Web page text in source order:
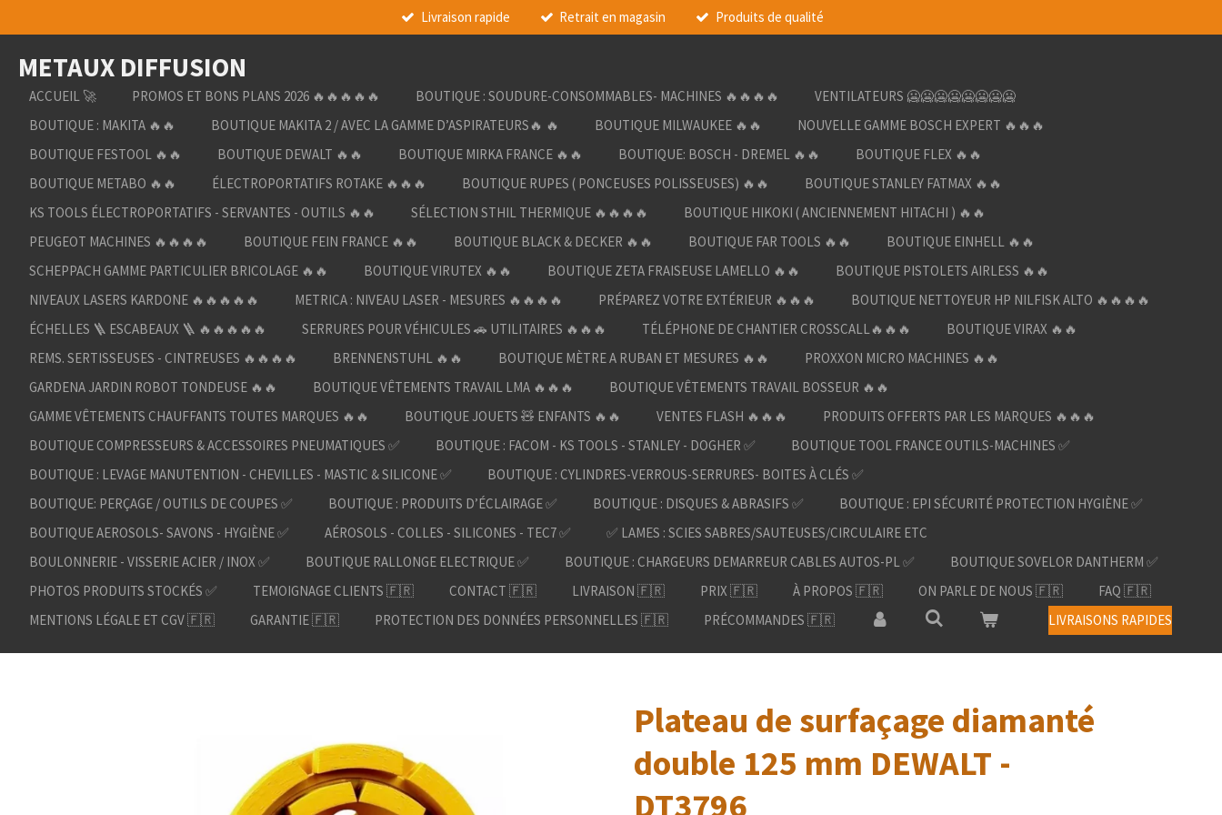
au
contenu
principal
Livraison rapide Retrait en magasin Produits de qualité
METAUX DIFFUSION
ACCUEIL 🚀 PROMOS ET BONS PLANS 2026 🔥🔥🔥🔥🔥 BOUTIQUE : SOUDURE-CONSOMMABLES- MACHINES 🔥🔥🔥🔥
VENTILATEURS 🥶🥶🥶🥶🥶🥶🥶🥶
BOUTIQUE : MAKITA 🔥🔥
BOUTIQUE MAKITA 2 / AVEC LA GAMME D’ASPIRATEURS🔥 🔥 BOUTIQUE MILWAUKEE 🔥🔥
NOUVELLE GAMME BOSCH EXPERT 🔥🔥🔥
BOUTIQUE FESTOOL 🔥🔥
BOUTIQUE DEWALT 🔥🔥 BOUTIQUE MIRKA FRANCE 🔥🔥 BOUTIQUE: BOSCH - DREMEL 🔥🔥
BOUTIQUE FLEX 🔥🔥
BOUTIQUE METABO 🔥🔥
ÉLECTROPORTATIFS ROTAKE 🔥🔥🔥 BOUTIQUE RUPES ( PONCEUSES POLISSEUSES) 🔥🔥
BOUTIQUE STANLEY FATMAX 🔥🔥
KS TOOLS ÉLECTROPORTATIFS - SERVANTES - OUTILS 🔥🔥
SÉLECTION STHIL THERMIQUE 🔥🔥🔥🔥
BOUTIQUE HIKOKI ( ANCIENNEMENT HITACHI ) 🔥🔥
PEUGEOT MACHINES 🔥🔥🔥🔥
BOUTIQUE FEIN FRANCE 🔥🔥 BOUTIQUE BLACK & DECKER 🔥🔥 BOUTIQUE FAR TOOLS 🔥🔥
BOUTIQUE EINHELL 🔥🔥
SCHEPPACH GAMME PARTICULIER BRICOLAGE 🔥🔥
BOUTIQUE VIRUTEX 🔥🔥 BOUTIQUE ZETA FRAISEUSE LAMELLO 🔥🔥
BOUTIQUE PISTOLETS AIRLESS 🔥🔥
NIVEAUX LASERS KARDONE 🔥🔥🔥🔥🔥
METRICA : NIVEAU LASER - MESURES 🔥🔥🔥🔥 PRÉPAREZ VOTRE EXTÉRIEUR 🔥🔥🔥
BOUTIQUE NETTOYEUR HP NILFISK ALTO 🔥🔥🔥🔥
ÉCHELLES 🪜 ESCABEAUX 🪜 🔥🔥🔥🔥🔥
SERRURES POUR VÉHICULES 🚗 UTILITAIRES 🔥🔥🔥 TÉLÉPHONE DE CHANTIER CROSSCALL🔥🔥🔥
BOUTIQUE VIRAX 🔥🔥
REMS. SERTISSEUSES - CINTREUSES 🔥🔥🔥🔥
BRENNENSTUHL 🔥🔥 BOUTIQUE MÈTRE A RUBAN ET MESURES 🔥🔥
PROXXON MICRO MACHINES 🔥🔥
GARDENA JARDIN ROBOT TONDEUSE 🔥🔥
BOUTIQUE VÊTEMENTS TRAVAIL LMA 🔥🔥🔥
BOUTIQUE VÊTEMENTS TRAVAIL BOSSEUR 🔥🔥
GAMME VÊTEMENTS CHAUFFANTS TOUTES MARQUES 🔥🔥
BOUTIQUE JOUETS 🧸 ENFANTS 🔥🔥 VENTES FLASH 🔥🔥🔥
PRODUITS OFFERTS PAR LES MARQUES 🔥🔥🔥
BOUTIQUE COMPRESSEURS & ACCESSOIRES PNEUMATIQUES ✅
BOUTIQUE : FACOM - KS TOOLS - STANLEY - DOGHER ✅
BOUTIQUE TOOL FRANCE OUTILS-MACHINES ✅
BOUTIQUE : LEVAGE MANUTENTION - CHEVILLES - MASTIC & SILICONE ✅
BOUTIQUE : CYLINDRES-VERROUS-SERRURES- BOITES À CLÉS ✅
BOUTIQUE: PERÇAGE / OUTILS DE COUPES ✅
BOUTIQUE : PRODUITS D’ÉCLAIRAGE ✅ BOUTIQUE : DISQUES & ABRASIFS ✅
BOUTIQUE : EPI SÉCURITÉ PROTECTION HYGIÈNE ✅
BOUTIQUE AEROSOLS- SAVONS - HYGIÈNE ✅
AÉROSOLS - COLLES - SILICONES - TEC7 ✅
✅ LAMES : SCIES SABRES/SAUTEUSES/CIRCULAIRE ETC
BOULONNERIE - VISSERIE ACIER / INOX ✅
BOUTIQUE RALLONGE ELECTRIQUE ✅ BOUTIQUE : CHARGEURS DEMARREUR CABLES AUTOS-PL ✅
BOUTIQUE SOVELOR DANTHERM ✅
PHOTOS PRODUITS STOCKÉS ✅
TEMOIGNAGE CLIENTS 🇫🇷 CONTACT 🇫🇷 LIVRAISON 🇫🇷 PRIX 🇫🇷 À PROPOS 🇫🇷 ON PARLE DE NOUS 🇫🇷
FAQ 🇫🇷
MENTIONS LÉGALE ET CGV 🇫🇷
GARANTIE 🇫🇷 PROTECTION DES DONNÉES PERSONNELLES 🇫🇷 PRÉCOMMANDES 🇫🇷 LIVRAISONS RAPIDES
Plateau de surfaçage diamanté
double 125 mm DEWALT -
DT3796